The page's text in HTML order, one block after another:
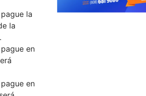
la
la
en
en